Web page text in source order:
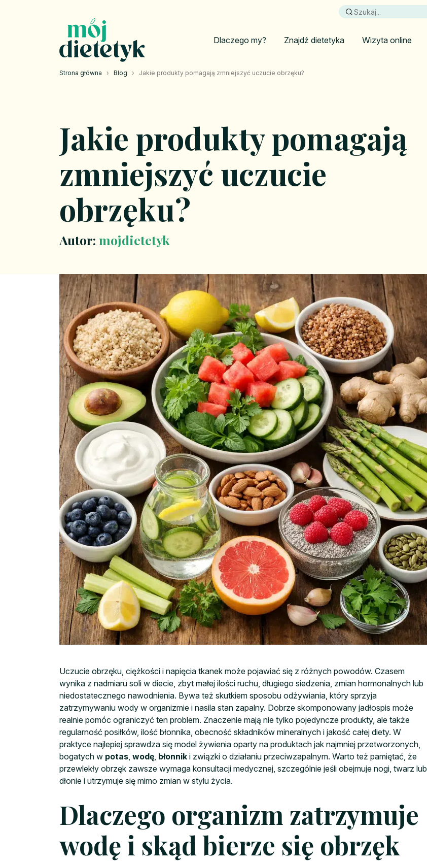
Dlaczego my? Znajdź dietetyka Wizyta online
Strona główna › Blog › Jakie produkty pomagają zmniejszyć uczucie obrzęku?
Jakie produkty pomagają
zmniejszyć uczucie
obrzęku?
Autor: mojdietetyk
Uczucie obrzęku, ciężkości i napięcia tkanek może pojawiać się z różnych powodów. Czasem
wynika z nadmiaru soli w diecie, zbyt małej ilości ruchu, długiego siedzenia, zmian hormonalnych lub
niedostatecznego nawodnienia. Bywa też skutkiem sposobu odżywiania, który sprzyja
zatrzymywaniu wody w organizmie i nasila stan zapalny. Dobrze skomponowany jadłospis może
realnie pomóc ograniczyć ten problem. Znaczenie mają nie tylko pojedyncze produkty, ale także
regularność posiłków, ilość błonnika, obecność składników mineralnych i jakość całej diety. W
praktyce najlepiej sprawdza się model żywienia oparty na produktach jak najmniej przetworzonych,
bogatych w potas, wodę, błonnik i związki o działaniu przeciwzapalnym. Warto też pamiętać, że
przewlekły obrzęk zawsze wymaga konsultacji medycznej, szczególnie jeśli obejmuje nogi, twarz lub
dłonie i utrzymuje się mimo zmian w stylu życia.
Dlaczego organizm zatrzymuje
wodę i skąd bierze się obrzęk